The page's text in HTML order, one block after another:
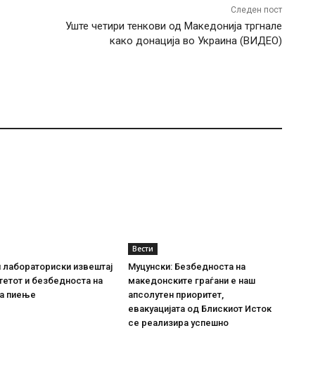
Следен пост
Уште четири тенкови од Македонија тргнале
како донација во Украина (ВИДЕО)
извештај
и безбедноста на
пиење
Вести
Муцунски: Безбедноста на
македонските граѓани е наш
апсолутен приоритет,
евакуацијата од Блискиот Исток
се реализира успешно